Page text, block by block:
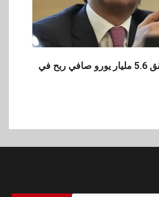
إنتيسا سان باولو تحقق 5.6 مليار يورو صافي ربح في